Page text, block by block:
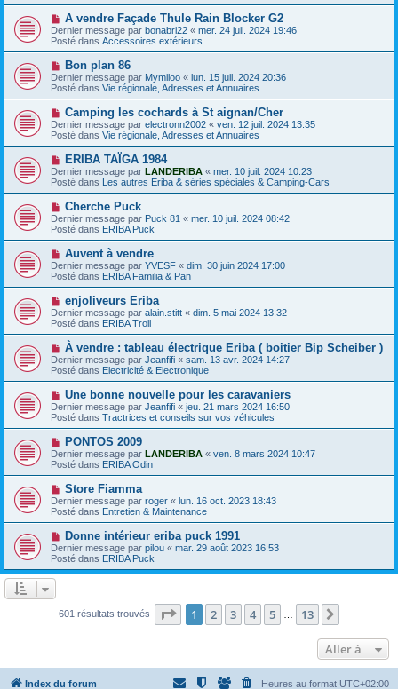
g
e
s
s
a
g
e
a
u
m
e
s
a
g
e
N
o
u
v
e
a
u
m
e
s
s
a
g
e
A vendre Façade Thule Rain Blocker G2
Dernier message par bonabri22 « mer. 24 juil. 2024 19:46
Posté dans Accessoires extérieurs
N
o
u
v
a
u
m
e
s
a
g
e
Bon plan 86
Dernier message par Mymiloo « lun. 15 juil. 2024 20:36
Posté dans Vie régionale, Adresses et Annuaires
N
o
u
v
e
a
u
m
e
s
s
a
g
Camping les cochards à St aignan/Cher
Dernier message par electronn2002 « ven. 12 juil. 2024 13:35
Posté dans Vie régionale, Adresses et Annuaires
N
o
u
v
a
u
m
e
s
s
a
g
ERIBA TAÏGA 1984
Dernier message par LANDERIBA « mer. 10 juil. 2024 10:23
Posté dans Les autres Eriba & séries spéciales & Camping-Cars
N
o
u
v
a
u
m
e
s
s
a
g
Cherche Puck
Dernier message par Puck 81 « mer. 10 juil. 2024 08:42
Posté dans ERIBA Puck
N
o
u
v
a
u
m
e
s
s
a
g
e
Auvent à vendre
Dernier message par YVESF « dim. 30 juin 2024 17:00
Posté dans ERIBA Familia & Pan
N
o
u
v
a
u
m
e
s
s
a
g
e
enjoliveurs Eriba
Dernier message par alain.stitt « dim. 5 mai 2024 13:32
Posté dans ERIBA Troll
N
o
u
v
e
a
u
m
e
s
a
g
e
À vendre : tableau électrique Eriba ( boitier Bip Scheiber )
Dernier message par Jeanfifi « sam. 13 avr. 2024 14:27
Posté dans Electricité & Electronique
N
o
u
v
e
a
u
m
e
s
s
a
g
e
Une bonne nouvelle pour les caravaniers
Dernier message par Jeanfifi « jeu. 21 mars 2024 16:50
Posté dans Tractrices et conseils sur vos véhicules
N
o
u
v
e
a
u
m
e
s
a
g
e
PONTOS 2009
Dernier message par LANDERIBA « ven. 8 mars 2024 10:47
Posté dans ERIBA Odin
N
o
u
v
e
a
u
m
e
g
Store Fiamma
Dernier message par roger « lun. 16 oct. 2023 18:43
Posté dans Entretien & Maintenance
N
o
u
v
e
m
e
Donne intérieur eriba puck 1991
Dernier message par pilou « mar. 29 août 2023 16:53
Posté dans ERIBA Puck
601 résultats trouvés Page 1sur13
1 2 3 4 5 13
Aller à
Index du forum Heures au format UTC+02:00